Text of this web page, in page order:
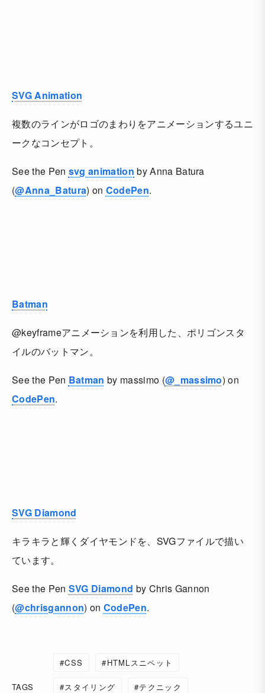
SVG Animation
複数のラインがロゴのまわりをアニメーションするユニ
ークなコンセプト。
See the Pen svg animation by Anna Batura
(@Anna_Batura) on CodePen.
Batman
@keyframeアニメーションを利用した、ポリゴンスタ
イルのバットマン。
See the Pen Batman by massimo (@_massimo) on
CodePen.
SVG Diamond
キラキラと輝くダイヤモンドを、SVGファイルで描い
ています。
See the Pen SVG Diamond by Chris Gannon
(@chrisgannon) on CodePen.
TAGS
CSS HTMLスニペット
スタイリング テクニック